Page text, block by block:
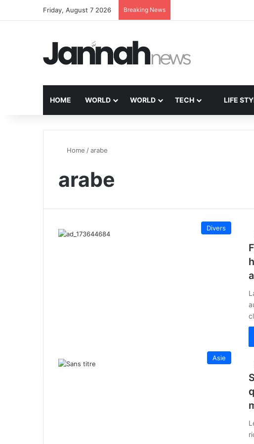
Friday, August 7 2026 Breaking News
HOME WORLD WORLD TECH LIFE
Home /arabe
arabe
Divers
Asie